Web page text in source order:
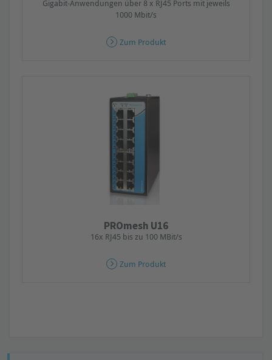
Gigabit-Anwendungen über 8 x RJ45 Ports mit jeweils
1000 Mbit/s
Zum Produkt
PROmesh U16
16x RJ45 bis zu 100 MBit/s
Zum Produkt